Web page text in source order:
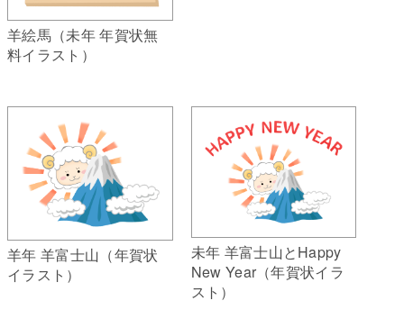
羊絵馬（未年 年賀状無
料イラスト）
羊年 羊富士山（年賀状
イラスト）
未年 羊富士山とHappy
New Year（年賀状イラ
スト）